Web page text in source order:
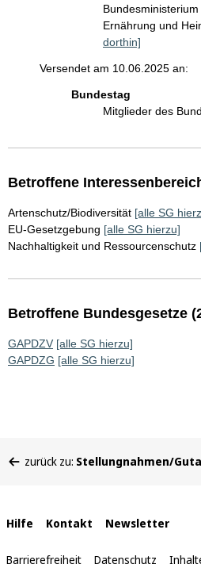
Ernährung und
dorthin]
Versendet am 10.06.2025 an:
Bundestag
Mitglieder des
Betroffene
Artenschutz/Biodiversität [alle SG
EU-Gesetzgebung [alle SG hierzu]
Nachhaltigkeit und Ressourcenschutz
Betroffene Bundesgesetze
GAPDZV [alle SG hierzu]
GAPDZG [alle SG hierzu]
befinden
zurück zu: Stellungnahmen/
Interne
Links
Hilfe Kontakt Newsletter
Barrierefreiheit Datenschutz